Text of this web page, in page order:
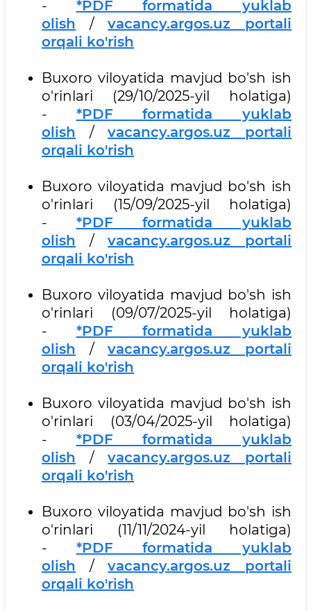
- *PDF formatida yuklab
olish /vacancy.argos.uz portali
orqali ko'rish
Buxoro viloyatida mavjud bo'sh ish
o'rinlari (29/10/2025-yil holatiga)
- *PDF formatida yuklab
olish /vacancy.argos.uz portali
orqali ko'rish
Buxoro viloyatida mavjud bo'sh ish
o'rinlari (15/09/2025-yil holatiga)
- *PDF formatida yuklab
olish /vacancy.argos.uz portali
orqali ko'rish
Buxoro viloyatida mavjud bo'sh ish
o'rinlari (09/07/2025-yil holatiga)
- *PDF formatida yuklab
olish /vacancy.argos.uz portali
orqali ko'rish
Buxoro viloyatida mavjud bo'sh ish
o'rinlari (03/04/2025-yil holatiga)
- *PDF formatida yuklab
olish /vacancy.argos.uz portali
orqali ko'rish
Buxoro viloyatida mavjud bo'sh ish
o'rinlari (11/11/2024-yil holatiga)
- *PDF formatida yuklab
olish /vacancy.argos.uz portali
orqali ko'rish